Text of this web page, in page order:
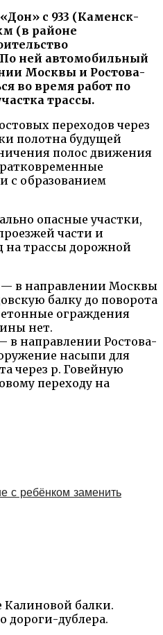
с 933 (Каменск-
(в районе
ней автомобильный
Москвы и Ростова-
во время работ по
трассы.
переходов через
полотна будущей
полос движения
с образованием
опасные участки,
части и
на трассы дорожной
— в направлении Москвы
балку до поворота
ограждения
нет.
в направлении Ростова-
насыпи для
через р. Говейную
переходу на
балки.
дороги-дублера.
с ребёнком заменить